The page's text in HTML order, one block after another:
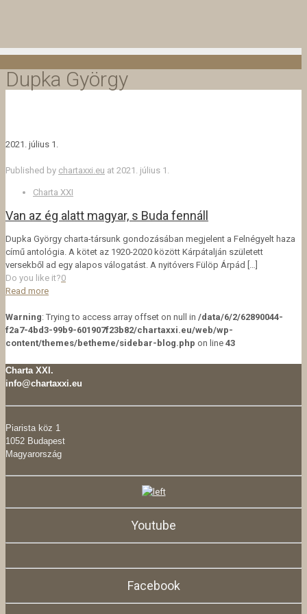
Dupka György
2021. július 1.
Published by chartaxxi.eu at 2021. július 1.
Charta XXI
Van az ég alatt magyar, s Buda fennáll
Dupka György charta-társunk gondozásában megjelent a Felnégyelt haza
című antológia. A kötet az 1920-2020 között Kárpátalján született
versekből ad egy alapos válogatást. A nyitóvers Fülöp Árpád […]
Do you like it?0
Read more
Warning: Trying to access array offset on null in /data/6/2/62890044-
f2a7-4bd3-99b9-601907f23b82/chartaxxi.eu/web/wp-
content/themes/betheme/sidebar-blog.php on line 43
Charta XXI.
info@chartaxxi.eu
Piarista köz 1
1052 Budapest
Magyarország
Youtube
Facebook